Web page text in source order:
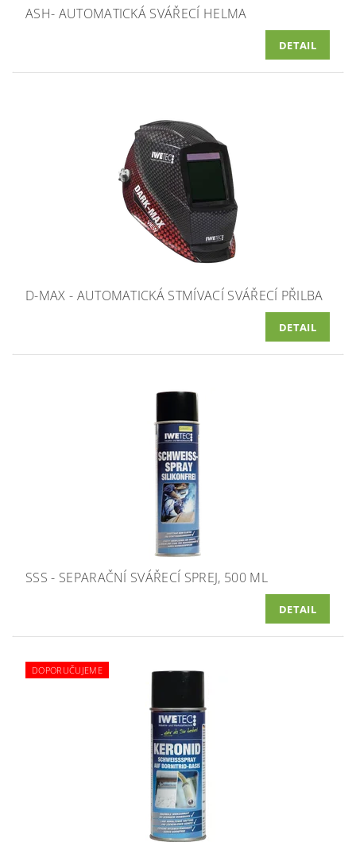
ASH- AUTOMATICKÁ SVÁŘECÍ HELMA
DETAIL
D-MAX - AUTOMATICKÁ STMÍVACÍ SVÁŘECÍ PŘILBA
DETAIL
SSS - SEPARAČNÍ SVÁŘECÍ SPREJ, 500 ML
DETAIL
DOPORUČUJEME